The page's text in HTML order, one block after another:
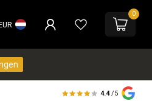
0
4.4 /5